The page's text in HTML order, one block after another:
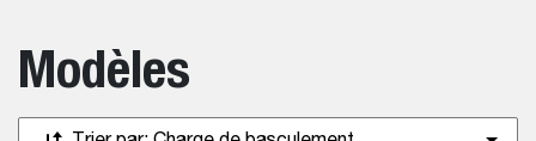
Modèles